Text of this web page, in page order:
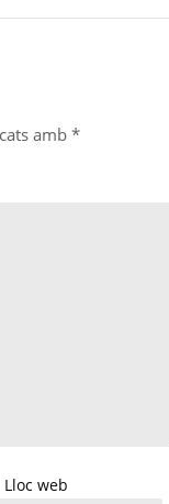
amb*
Lloc web